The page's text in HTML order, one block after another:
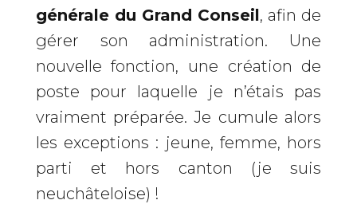
générale du Grand Conseil, afin de
gérer son administration. Une
nouvelle fonction, une création de
poste pour laquelle je n’étais pas
vraiment préparée. Je cumule alors
les exceptions : jeune, femme, hors
parti et hors canton (je suis
neuchâteloise) !